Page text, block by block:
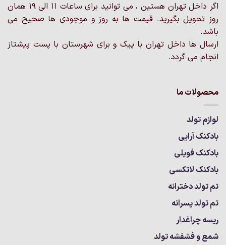
اگر داخل تهران هستین ، می توانید برای ساعات 11 الی 19 همان
روز تحویل بگیرید. قیمت ها به روز و موجودی ها صحیح می
باشد.
ارسال ها داخل تهران با پیک و برای شهرستان با پست پیشتاز
انجام می گردد.
محصولات ما
لوازم تولد
بادکنک آرایی
بادکنک فویلی
بادکنک لاتکسی
تم تولد دخترانه
تم تولد پسرانه
ریسه چراغدار
شمع و فشفشه تولد